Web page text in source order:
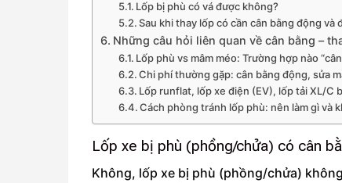
Lốp bị phù có vá được không?
Sau khi thay lốp có cần cân bằng động và
Những câu hỏi liên quan về cân bằng –
Lốp phù vs mâm méo: Trường hợp nào
Chi phí thường gặp: cân bằng động, sửa
Lốp runflat, lốp xe điện (EV), lốp tải XL/C
Cách phòng tránh lốp phù: nên làm gì và
Lốp xe bị phù (phồng/chửa) có cân
Không, lốp xe bị phù (phồng/chửa)